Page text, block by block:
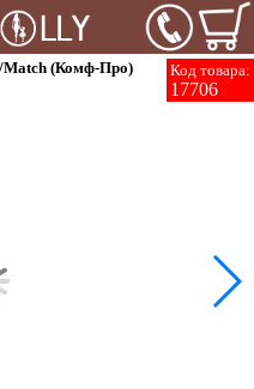
Код товара:
17706
Match (Комф-Про)